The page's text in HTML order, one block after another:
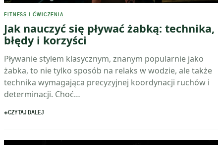
FITNESS I ĆWICZENIA
Jak nauczyć się pływać żabką: technika,
błędy i korzyści
Pływanie stylem klasycznym, znanym popularnie jako
żabka, to nie tylko sposób na relaks w wodzie, ale także
technika wymagająca precyzyjnej koordynacji ruchów i
determinacji. Choć…
CZYTAJ DALEJ